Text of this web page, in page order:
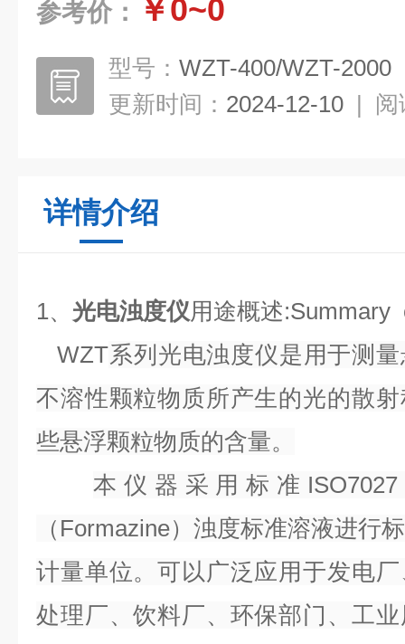
参考价： ￥0~0
型号： WZT-400/WZT-2000
更新时间： 2024-12-10 | 阅
详情介绍
1、 光电浊度仪用途概述
WZT系列光电浊度仪是用于测
不溶性颗粒物质所产生的光的散
些悬浮颗粒物质的含量。
本仪器采用标准
（Formazine）浊度标准溶液进行
计量单位。可以广泛应用于发电
处理厂、饮料厂、环保部门、工